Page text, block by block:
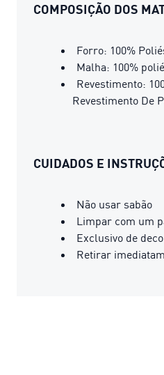
COMPOSIÇÃO DOS
Forro: 100%
Malha: 100%
Revestimento:
Revestimento De
CUIDADOS E
Não usar sabão
Limpar com um
Exclusivo de
Retirar